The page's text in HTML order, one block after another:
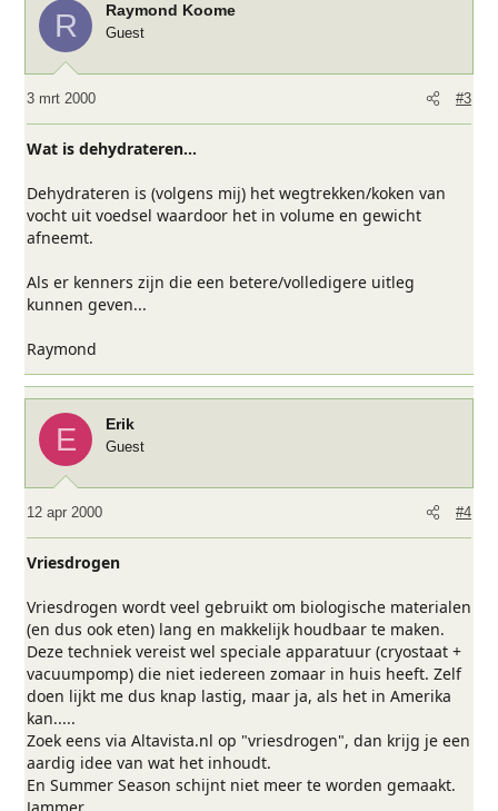
R Raymond Koome
Guest
3 mrt 2000 #3
Wat is dehydrateren...
Dehydrateren is (volgens mij) het wegtrekken/koken van
vocht uit voedsel waardoor het in volume en gewicht
afneemt.
Als er kenners zijn die een betere/volledigere uitleg
kunnen geven...
Raymond
E Erik
Guest
12 apr 2000 #4
Vriesdrogen
Vriesdrogen wordt veel gebruikt om biologische materialen
(en dus ook eten) lang en makkelijk houdbaar te maken.
Deze techniek vereist wel speciale apparatuur (cryostaat +
vacuumpomp) die niet iedereen zomaar in huis heeft. Zelf
doen lijkt me dus knap lastig, maar ja, als het in Amerika
kan.....
Zoek eens via Altavista.nl op "vriesdrogen", dan krijg je een
aardig idee van wat het inhoudt.
En Summer Season schijnt niet meer te worden gemaakt.